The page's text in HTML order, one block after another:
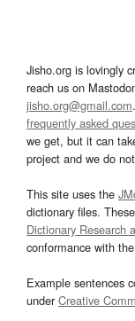
Jisho.org is lovingly
reach us on
jisho.org@gmail.com
frequently asked
we get, but it can
project and we do
This site uses the
dictionary files.
Dictionary Research
conformance with
Example sentences
underCreative